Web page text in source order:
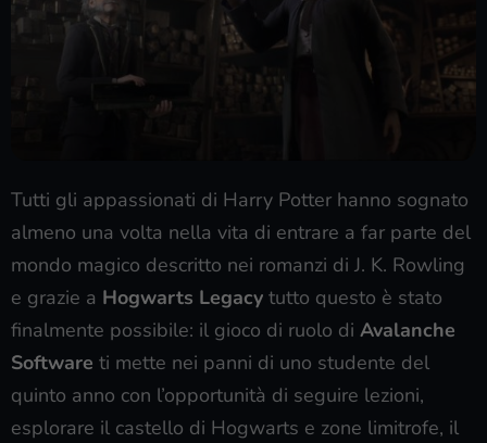
Tutti gli appassionati di Harry Potter hanno sognato
almeno una volta nella vita di entrare a far parte del
mondo magico descritto nei romanzi di J. K. Rowling
e grazie a Hogwarts Legacy tutto questo è stato
finalmente possibile: il gioco di ruolo di Avalanche
Software ti mette nei panni di uno studente del
quinto anno con l’opportunità di seguire lezioni,
esplorare il castello di Hogwarts e zone limitrofe, il